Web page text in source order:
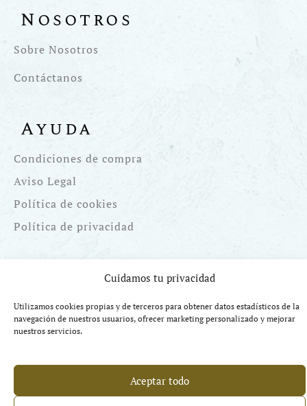
Cuidamos tu privacidad
Utilizamos cookies propias y de terceros para obtener datos estadísticos de la
navegación de nuestros usuarios, ofrecer marketing personalizado y mejorar
nuestros servicios.
Aceptar todo
Nosotros
Sobre Nosotros
Contáctanos
Ayuda
Condiciones de compra
Aviso Legal
Política de cookies
Política de privacidad
Transformación y Resiliencia